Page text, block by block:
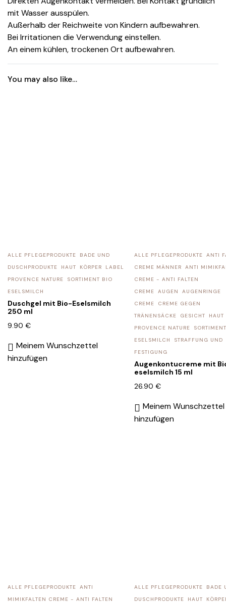
mit Wasser ausspülen.
Außerhalb der Reichweite von Kindern aufbewahren.
Bei Irritationen die Verwendung einstellen.
An einem kühlen, trockenen Ort aufbewahren.
You may also like…
ALLE PFLEGEPRODUKTE
BADE UND
DUSCHPRODUKTE
HAUT KÖRPER
LABEL
PROVENCE NATURE
SORTIMENT BIO
ESELSMILCH
Duschgel mit Bio-Eselsmilch
250 ml
9.90 €
Meinem Wunschzettel
hinzufügen
ALLE PFLEGEPRODUKTE
ANTI
CREME MÄNNER
ANTI
CREME - ANTI FALTEN
CREME
AUGEN
AUGENRINGE
CREME
CREME GEGEN
TRÄNENSÄCKE
GESICHT
HAUT
PROVENCE NATURE
ESELSMILCH
STRAFFUNG UND
FESTIGUNG
Augenkontucreme mit
eselsmilch 15 ml
26.90 €
Meinem Wunschzettel
hinzufügen
ALLE PFLEGEPRODUKTE
ANTI
MIMIKFALTEN CREME - ANTI FALTEN
ALLE PFLEGEPRODUKTE
BADE
DUSCHPRODUKTE
HAUT